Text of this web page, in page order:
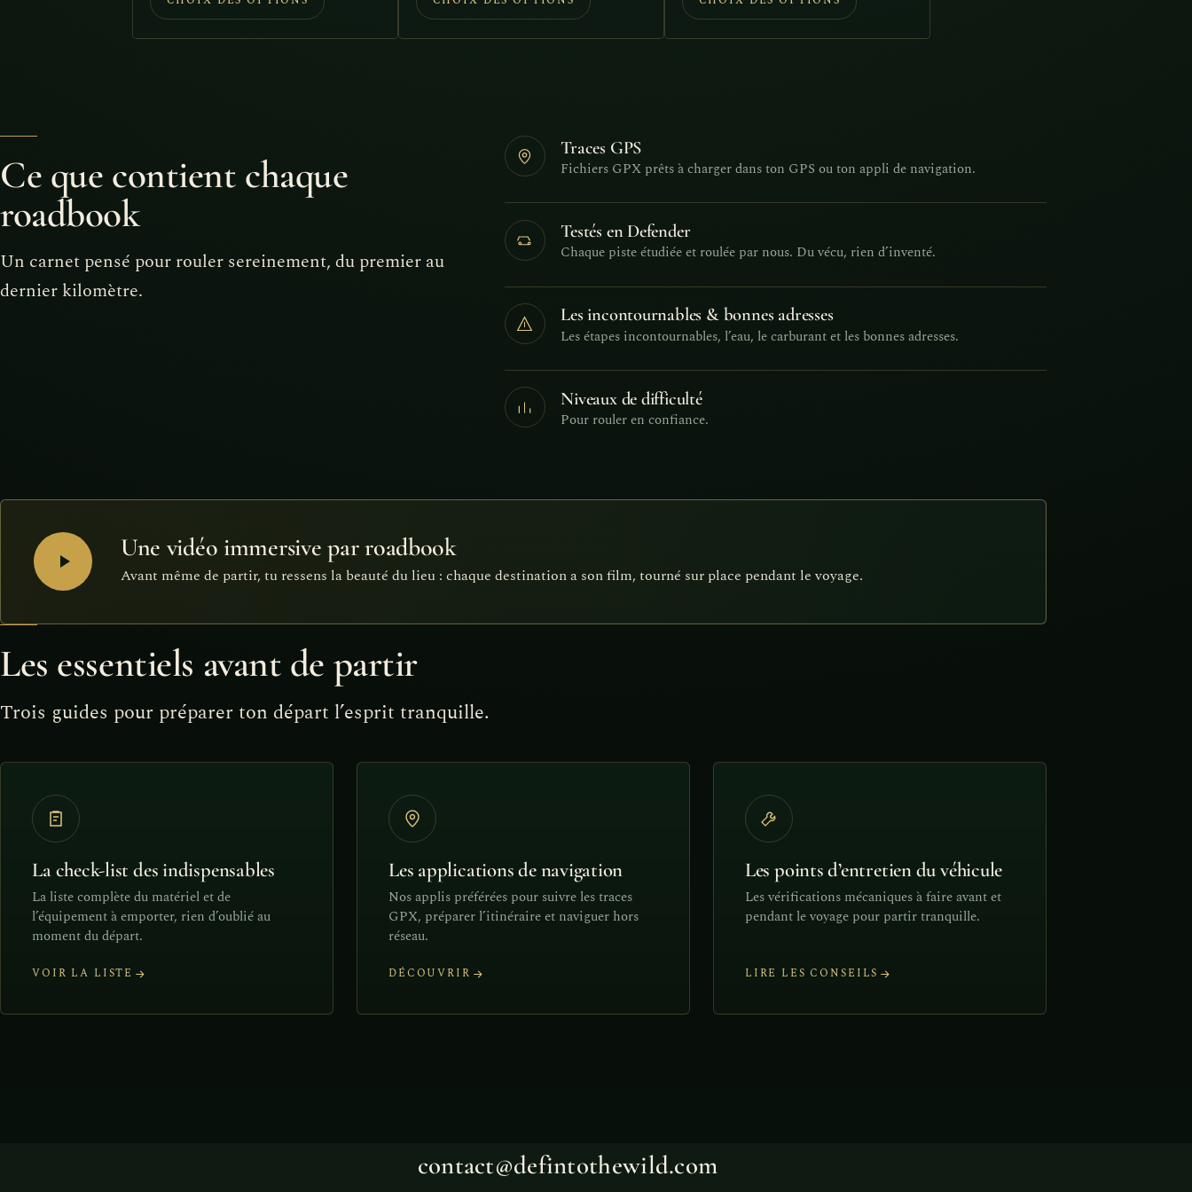
initial
était :
actuel
est :
était :
59,90€.
est :
49,90€.
10,00€.7,90€.
Ce que contient chaque
roadbook
Un carnet pensé pour rouler sereinement, du premier au
dernier kilomètre.
Traces GPS
Fichiers GPX prêts à charger dans ton GPS ou ton appli de navigation.
Testés en Defender
Chaque piste étudiée et roulée par nous. Du vécu, rien d’inventé.
Les incontournables & bonnes adresses
Les étapes incontournables, l’eau, le carburant et les bonnes adresses.
Niveaux de difficulté
Pour rouler en confiance.
Une vidéo immersive par roadbook
Avant même de partir, tu ressens la beauté du lieu : chaque destination a son film, tourné sur place pendant le voyage.
Les essentiels avant de partir
Trois guides pour préparer ton départ l’esprit tranquille.
La check-list des indispensables
La liste complète du matériel et de
l’équipement à emporter, rien d’oublié au
moment du départ.
VOIR LA LISTE
Les applications de navigation
Nos applis préférées pour suivre les traces
GPX, préparer l’itinéraire et naviguer hors
réseau.
DÉCOUVRIR
Les points d’entretien du véhicule
Les vérifications mécaniques à faire avant et
pendant le voyage pour partir tranquille.
LIRE LES CONSEILS
contact@defintothewild.com